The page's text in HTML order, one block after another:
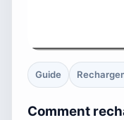
Guide
Comment